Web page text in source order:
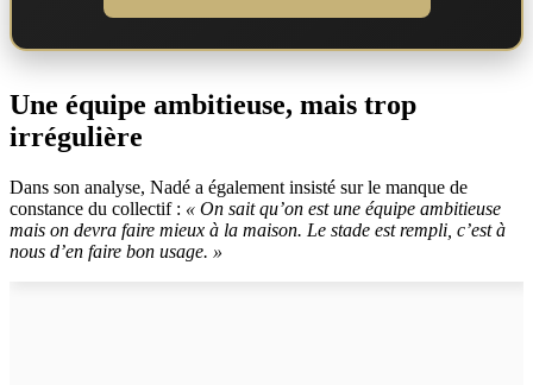
Une équipe ambitieuse, mais trop
irrégulière
Dans son analyse, Nadé a également insisté sur le manque de
constance du collectif : « On sait qu’on est une équipe ambitieuse
mais on devra faire mieux à la maison. Le stade est rempli, c’est à
nous d’en faire bon usage. »